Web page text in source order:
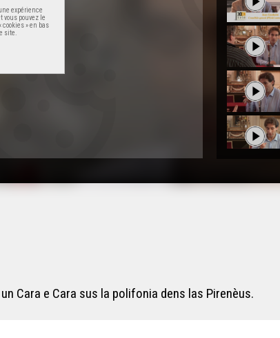
expérience
vous pouvez le
» en bas
site.
Cara e Cara sus la polifonia dens las Pirenèus.